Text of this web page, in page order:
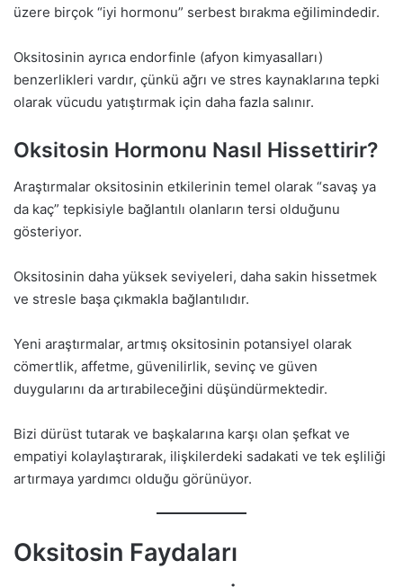
üzere birçok “iyi hormonu” serbest bırakma eğilimindedir.
Oksitosinin ayrıca endorfinle (afyon kimyasalları)
benzerlikleri vardır, çünkü ağrı ve stres kaynaklarına tepki
olarak vücudu yatıştırmak için daha fazla salınır.
Oksitosin Hormonu Nasıl Hissettirir?
Araştırmalar oksitosinin etkilerinin temel olarak “savaş ya
da kaç” tepkisiyle bağlantılı olanların tersi olduğunu
gösteriyor.
Oksitosinin daha yüksek seviyeleri, daha sakin hissetmek
ve stresle başa çıkmakla bağlantılıdır.
Yeni araştırmalar, artmış oksitosinin potansiyel olarak
cömertlik, affetme, güvenilirlik, sevinç ve güven
duygularını da artırabileceğini düşündürmektedir.
Bizi dürüst tutarak ve başkalarına karşı olan şefkat ve
empatiyi kolaylaştırarak, ilişkilerdeki sadakati ve tek eşliliği
artırmaya yardımcı olduğu görünüyor.
Oksitosin Faydaları